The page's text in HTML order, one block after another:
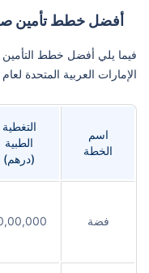
أفضل خطط تأمين
فيما يلي أفضل خطط التأمين
الإمارات العربية المتحدة لعام 2021:
اسم
الخطة
التغطية
الطبية
(درهم)
فضة